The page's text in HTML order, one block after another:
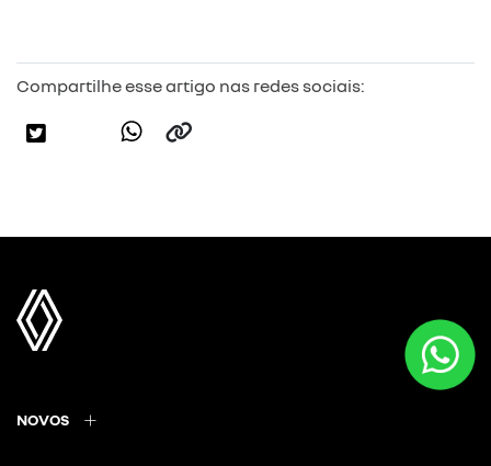
Compartilhe esse artigo nas redes sociais:
NOVOS